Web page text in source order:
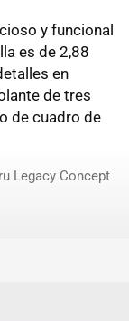
y funcional
es de 2,88
en
de tres
de cuadro de
Legacy Concept